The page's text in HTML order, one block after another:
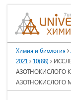
Химия и биология
2021
10(88)
АЗОТНОКИСЛОГО
АЗОТНОКИСЛОГО